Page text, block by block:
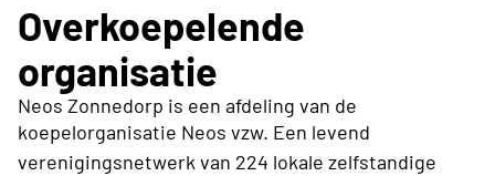
Overkoepelende
organisatie
Neos Zonnedorp is een afdeling van de
koepelorganisatie Neos vzw. Een levend
verenigingsnetwerk van 224 lokale zelfstandige